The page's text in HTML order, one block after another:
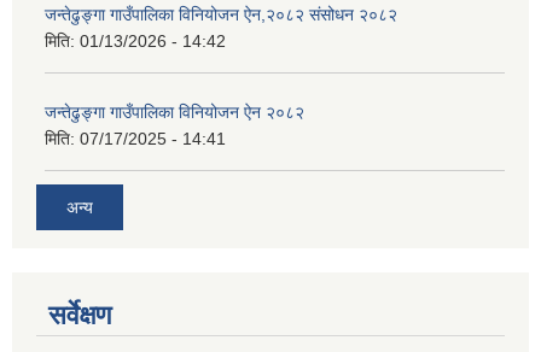
जन्तेढुङ्गा गाउँपालिका विनियोजन ऐन,२०८२ संसोधन २०८२
मिति: 01/13/2026 - 14:42
जन्तेढुङ्गा गाउँपालिका विनियोजन ऐन २०८२
मिति: 07/17/2025 - 14:41
अन्य
सर्वेक्षण